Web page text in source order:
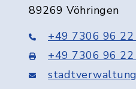
89269 Vöhringen
+49 7306 96
+49 7306 96